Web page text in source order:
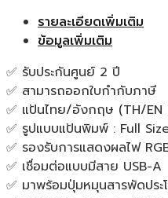
รายละเอียดเพิ่มเติม
ข้อมูลเพิ่มเติม
✅ รับประกันศูนย์ 2 ปี
✅ สามารถออกใบกำกับภาษี
✅ แป้นไทย/อังกฤษ (TH/EN
✅ รูปแบบแป้นพิมพ์ : Full
✅ รองรับการแสดงผลไฟ
✅ เชื่อมต่อแบบมีสาย USB-A
✅ มาพร้อมปุ่มหมุนสารพัดปร